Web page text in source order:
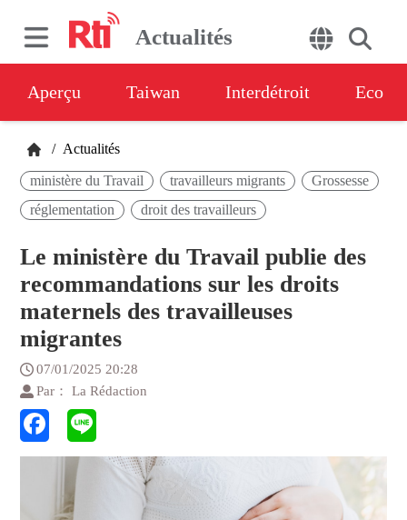
Actualités
Aperçu Taiwan Interdétroit Eco
/ Actualités
ministère du Travail travailleurs migrants
Grossesse
réglementation
droit des travailleurs
Le ministère du Travail publie des
recommandations sur les droits
maternels des travailleuses
migrantes
07/01/2025 20:28
Par： La Rédaction